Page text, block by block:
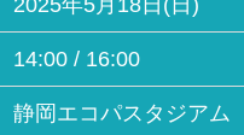
2025年5月18日(日)
14:00 / 16:00
静岡エコパスタジアム